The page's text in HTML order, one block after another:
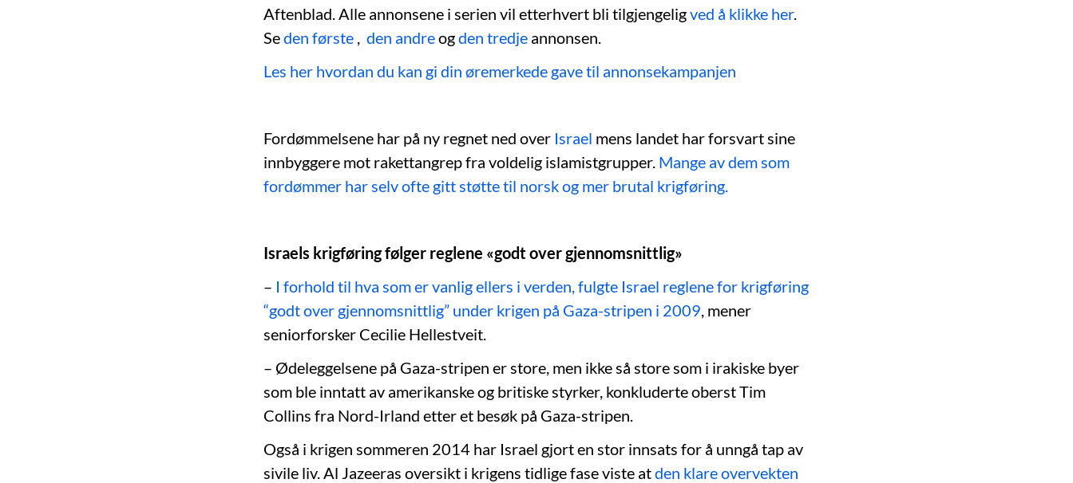
Aftenblad. Alle annonsene i serien vil etterhvert bli tilgjengeligved å klikke her.
Seden første , den andreogden tredje annonsen.
Les her hvordan du kan gi din øremerkede gave til annonsekampanjen
Fordømmelsene har på ny regnet ned over Israel mens landet har forsvart sine
innbyggere mot rakettangrep fra voldelig islamistgrupper. Mange av dem som
fordømmer har selv ofte gitt støtte til norsk og mer brutal krigføring.
Israels krigføring følger reglene «godt over gjennomsnittlig»
– I forhold til hva som er vanlig ellers i verden, fulgte Israel reglene for krigføring
“godt over gjennomsnittlig” under krigen på Gaza-stripen i 2009, mener
seniorforsker Cecilie Hellestveit.
– Ødeleggelsene på Gaza-stripen er store, men ikke så store som i irakiske byer
som ble inntatt av amerikanske og britiske styrker, konkluderte oberst Tim
Collins fra Nord-Irland etter et besøk på Gaza-stripen.
Også i krigen sommeren 2014 har Israel gjort en stor innsats for å unngå tap av
sivile liv. Al Jazeeras oversikt i krigens tidlige fase viste atden klare overvekten